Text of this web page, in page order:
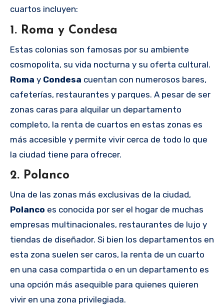
cuartos incluyen:
1. Roma y Condesa
Estas colonias son famosas por su ambiente
cosmopolita, su vida nocturna y su oferta cultural.
Roma y Condesa cuentan con numerosos bares,
cafeterías, restaurantes y parques. A pesar de ser
zonas caras para alquilar un departamento
completo, la renta de cuartos en estas zonas es
más accesible y permite vivir cerca de todo lo que
la ciudad tiene para ofrecer.
2. Polanco
Una de las zonas más exclusivas de la ciudad,
Polanco es conocida por ser el hogar de muchas
empresas multinacionales, restaurantes de lujo y
tiendas de diseñador. Si bien los departamentos en
esta zona suelen ser caros, la renta de un cuarto
en una casa compartida o en un departamento es
una opción más asequible para quienes quieren
vivir en una zona privilegiada.